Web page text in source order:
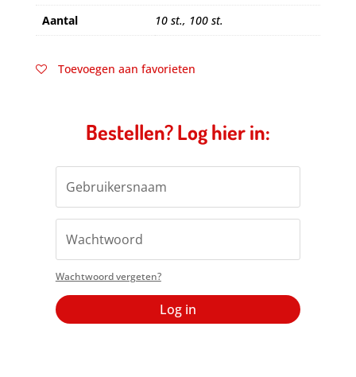
Aantal 10 st., 100 st.
Toevoegen aan favorieten
Bestellen? Log hier in:
Wachtwoord vergeten?
Log in